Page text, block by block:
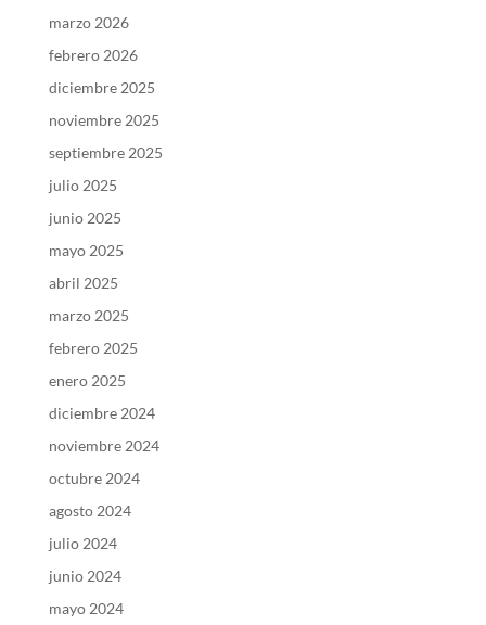
marzo 2026
febrero 2026
diciembre 2025
noviembre 2025
septiembre 2025
julio 2025
junio 2025
mayo 2025
abril 2025
marzo 2025
febrero 2025
enero 2025
diciembre 2024
noviembre 2024
octubre 2024
agosto 2024
julio 2024
junio 2024
mayo 2024